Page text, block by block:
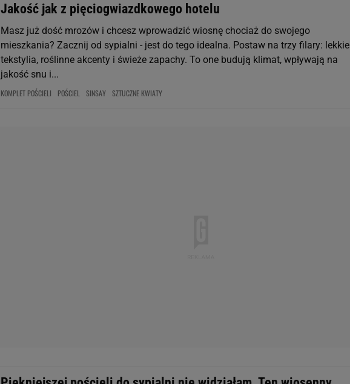
Jakość jak z pięciogwiazdkowego hotelu
Masz już dość mrozów i chcesz wprowadzić wiosnę chociaż do swojego
mieszkania? Zacznij od sypialni - jest do tego idealna. Postaw na trzy filary: lekkie
tekstylia, roślinne akcenty i świeże zapachy. To one budują klimat, wpływają na
jakość snu i...
KOMPLET POŚCIELI POŚCIEL SINSAY SZTUCZNE KWIATY